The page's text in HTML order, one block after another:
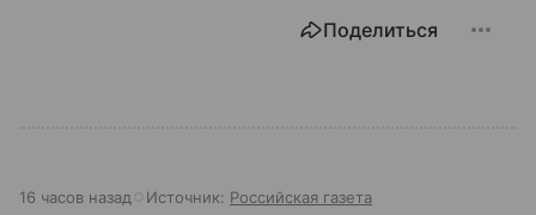
Поделиться
16 часов назад Источник: Российская газета